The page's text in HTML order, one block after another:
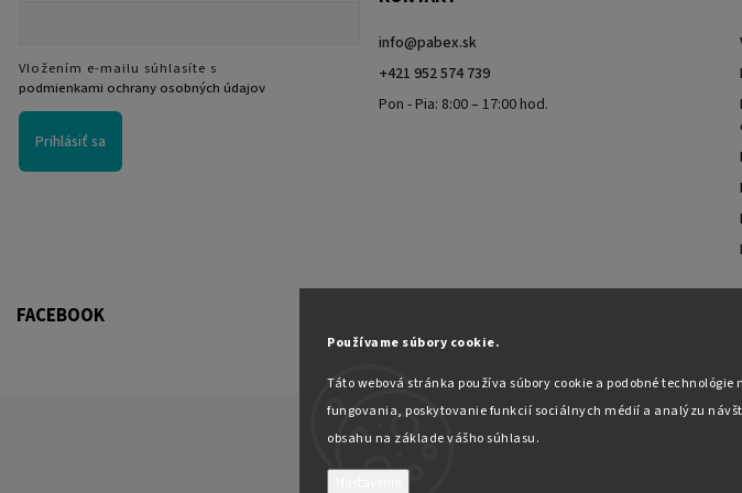
Používame súbory cookie.
Táto webová stránka používa súbory cookie a podobné technológie
fungovania, poskytovanie funkcií sociálnych médií a analýzu
obsahu na základe vášho súhlasu.
Vložením e-mailu súhlasíte s
podmienkami ochrany osobných údajov
Prihlásiť sa
info@pabex.sk
+421 952 574 739
Pon - Pia: 8:00 – 17:00 hod.
FACEBOOK